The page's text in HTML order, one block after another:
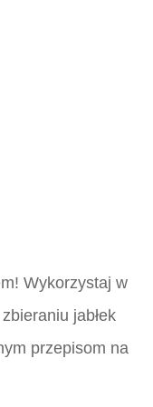
Wykorzystaj w
jabłek
przepisom na